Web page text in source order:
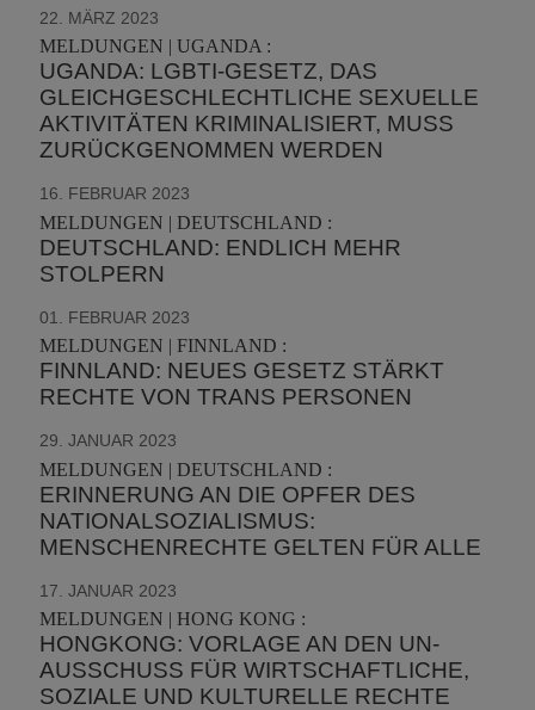
22. MÄRZ 2023
MELDUNGEN | UGANDA :
UGANDA: LGBTI-GESETZ, DAS
GLEICHGESCHLECHTLICHE SEXUELLE
AKTIVITÄTEN KRIMINALISIERT, MUSS
ZURÜCKGENOMMEN WERDEN
16. FEBRUAR 2023
MELDUNGEN | DEUTSCHLAND :
DEUTSCHLAND: ENDLICH MEHR
STOLPERN
01. FEBRUAR 2023
MELDUNGEN | FINNLAND :
FINNLAND: NEUES GESETZ STÄRKT
RECHTE VON TRANS PERSONEN
29. JANUAR 2023
MELDUNGEN | DEUTSCHLAND :
ERINNERUNG AN DIE OPFER DES
NATIONALSOZIALISMUS:
MENSCHENRECHTE GELTEN FÜR ALLE
17. JANUAR 2023
MELDUNGEN | HONG KONG :
HONGKONG: VORLAGE AN DEN UN-
AUSSCHUSS FÜR WIRTSCHAFTLICHE,
SOZIALE UND KULTURELLE RECHTE